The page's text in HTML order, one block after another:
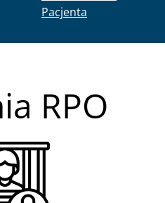
Pacjenta
RPO